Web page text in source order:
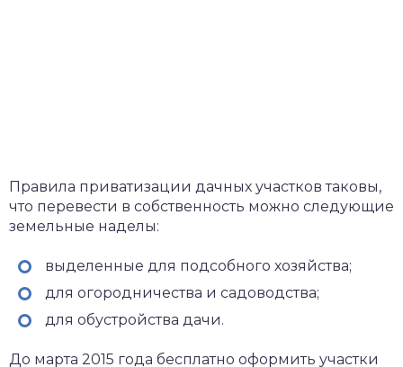
Правила приватизации дачных участков таковы,
что перевести в собственность можно следующие
земельные наделы:
выделенные для подсобного хозяйства;
для огородничества и садоводства;
для обустройства дачи.
До марта 2015 года бесплатно оформить участки